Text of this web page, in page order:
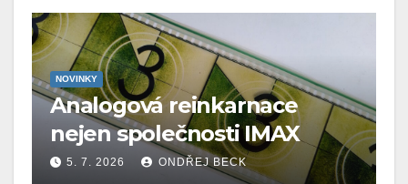
NOVINKY
Analogová reinkarnace
nejen společnosti IMAX
5. 7. 2026 ONDŘEJ BECK